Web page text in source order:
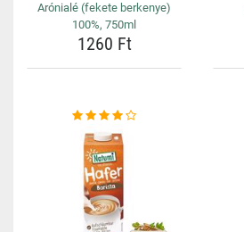
Arónialé (fekete berkenye)
100%, 750ml
1260 Ft